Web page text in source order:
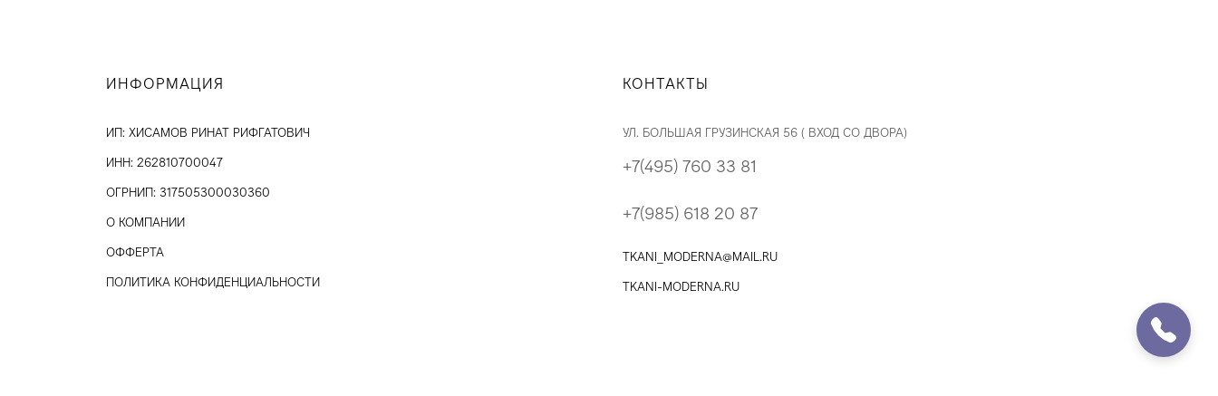
ИНФОРМАЦИЯ
ИП: ХИСАМОВ РИНАТ РИФГАТОВИЧ
ИНН: 262810700047
ОГРНИП: 317505300030360
О КОМПАНИИ
ОФФЕРТА
ПОЛИТИКА КОНФИДЕНЦИАЛЬНОСТИ
КОНТАКТЫ
УЛ. БОЛЬШАЯ ГРУЗИНСКАЯ 56 ( ВХОД СО ДВОРА)
+7(495) 760 33 81
+7(985) 618 20 87
TKANI_MODERNA@MAIL.RU
TKANI-MODERNA.RU